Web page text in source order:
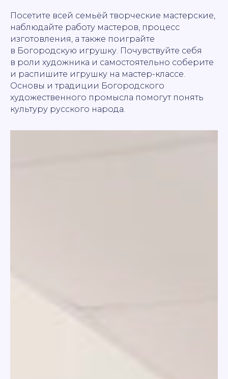
Посетите всей семьёй творческие мастерские,
наблюдайте работу мастеров, процесс
изготовления, а также поиграйте
в Богородскую игрушку. Почувствуйте себя
в роли художника и самостоятельно соберите
и распишите игрушку на мастер-классе.
Основы и традиции Богородского
художественного промысла помогут понять
культуру русского народа.